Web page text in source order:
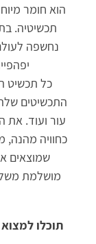
הוא חומר
תכשיטיה.
נחשפה
כל תכשיט
התכשיטים
עור ועוד. את
כחוויה מהנה,
שמוצאים
מושלמת
תוכלו למצוא